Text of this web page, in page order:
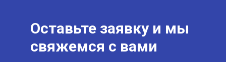
Оставьте заявку и мы
свяжемся с вами